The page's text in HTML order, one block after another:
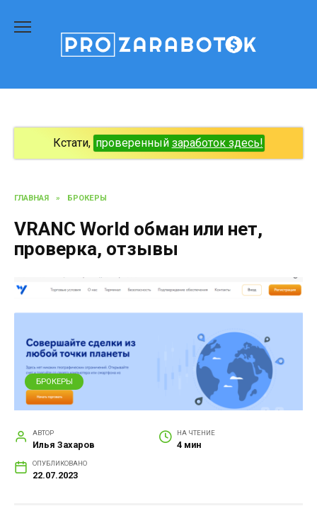
содержанию
Кстати, проверенный заработок здесь!
ГЛАВНАЯ » БРОКЕРЫ
VRANC World обман или нет,
проверка, отзывы
БРОКЕРЫ
АВТОР
Илья Захаров
НА ЧТЕНИЕ
4 мин
ОПУБЛИКОВАНО
22.07.2023